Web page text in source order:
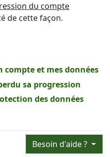
du compte
de cette façon.
compte et mes données
sa progression
des données
Besoin d'aide ?